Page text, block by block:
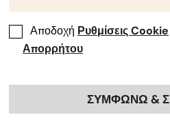
Αποδοχή Ρυθμίσεις Cookie
Απορρήτου
ΣΥΜΦΩΝΩ &